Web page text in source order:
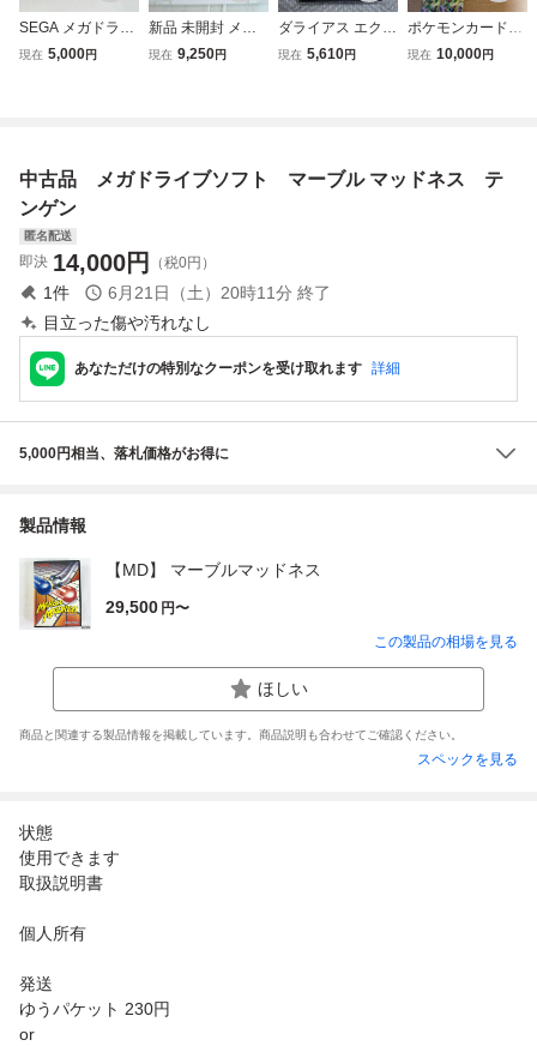
SEGA メガドライ
ブ用 コントローラ
現在 5,000円
新品 未開封 メガ
ドライブ ミニ ME
現在 9,250円
ダライアス エクス
トラバージョン
開封
現在 5,610円
ポケモンカードゲ
ーム ストームエメ
パック サーチ済
現在 10,000円
中古品 メガドライブソフト マーブル マッドネス テ
ンゲン
匿名配送
即決 14,000円 （税0円）
1件 6月21日（土）20時11分 終了
目立った傷や汚れなし
あなただけの特別なクーポンを受け取れます 詳細
5,000円相当、落札価格がお得に
製品情報
【MD】 マーブルマッドネス
29,500 円〜
この製品の相場を見る
ほしい
商品と関連する製品情報を掲載しています。商品説明も合わせてご確認ください。
スペックを見る
状態
使用できます
取扱説明書
個人所有
発送
ゆうパケット 230円
or